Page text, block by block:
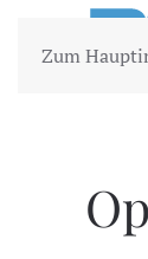
Zum